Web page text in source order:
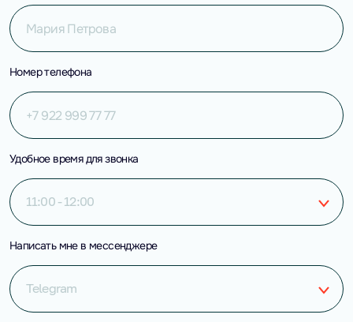
Номер телефона
Удобное время для звонка
11:00 - 12:00
Написать мне в мессенджере
Telegram